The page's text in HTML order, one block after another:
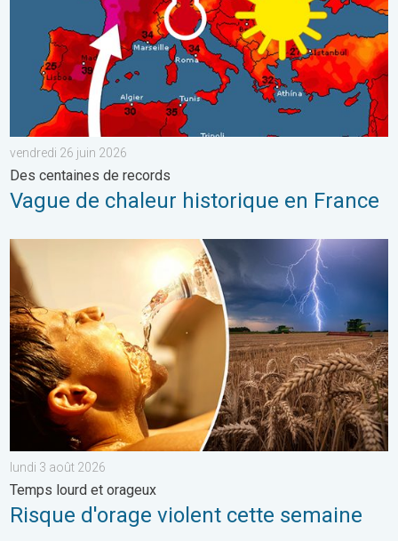
vendredi 26 juin 2026
Des centaines de records
Vague de chaleur historique en France
Risque d'orage violent cette semaine. Temps lourd et
lundi 3 août 2026
Temps lourd et orageux
Risque d'orage violent cette semaine